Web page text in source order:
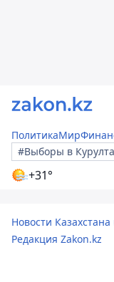
ПолитикаМир
#Выборы в
+31°
Новости
Редакция Zakon.kz